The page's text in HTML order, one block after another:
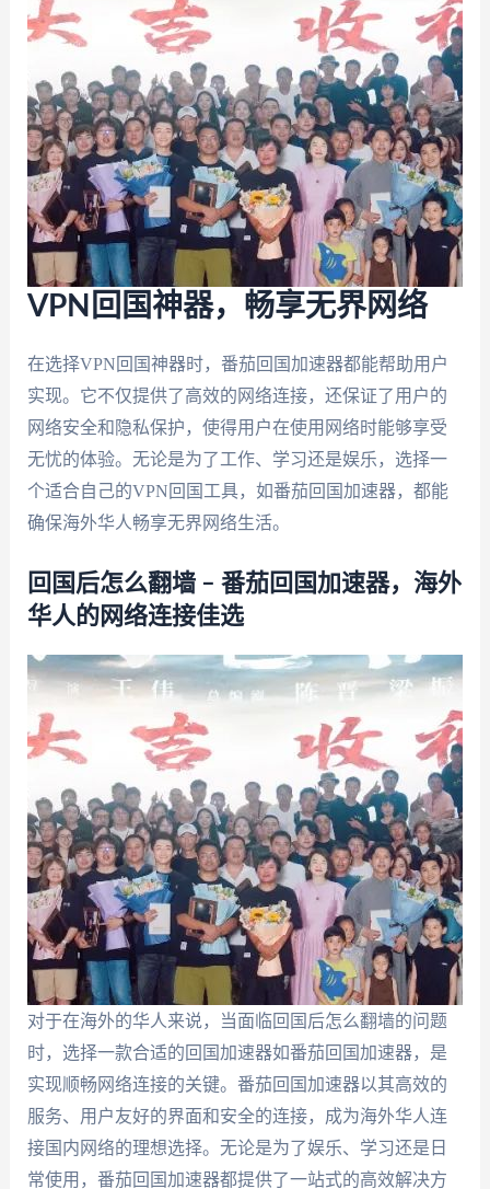
VPN回国神器，畅享无界网络
在选择VPN回国神器时，番茄回国加速器都能帮助用户
实现。它不仅提供了高效的网络连接，还保证了用户的
网络安全和隐私保护，使得用户在使用网络时能够享受
无忧的体验。无论是为了工作、学习还是娱乐，选择一
个适合自己的VPN回国工具，如番茄回国加速器，都能
确保海外华人畅享无界网络生活。
回国后怎么翻墙 – 番茄回国加速器，海外
华人的网络连接佳选
对于在海外的华人来说，当面临回国后怎么翻墙的问题
时，选择一款合适的回国加速器如番茄回国加速器，是
实现顺畅网络连接的关键。番茄回国加速器以其高效的
服务、用户友好的界面和安全的连接，成为海外华人连
接国内网络的理想选择。无论是为了娱乐、学习还是日
常使用，番茄回国加速器都提供了一站式的高效解决方